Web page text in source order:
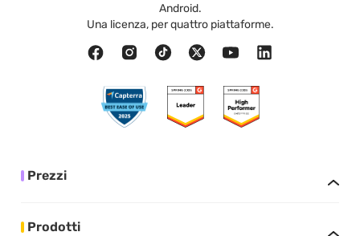
Android.
Una licenza, per quattro piattaforme.
Prezzi
Prodotti